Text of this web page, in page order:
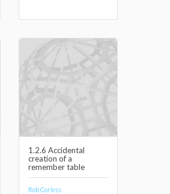
1.2.6 Accidental
creation of a
remember table
Rob Corless